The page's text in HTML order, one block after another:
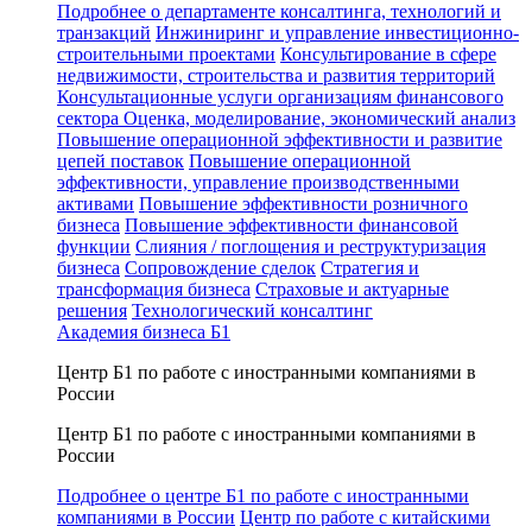
Подробнее о департаменте консалтинга, технологий и
транзакций Инжиниринг и управление инвестиционно-
строительными проектами Консультирование в сфере
недвижимости, строительства и развития территорий
Консультационные услуги организациям финансового
сектора Оценка, моделирование, экономический анализ
Повышение операционной эффективности и развитие
цепей поставок Повышение операционной
эффективности, управление производственными
активами Повышение эффективности розничного
бизнеса Повышение эффективности финансовой
функции Слияния / поглощения и реструктуризация
бизнеса Сопровождение сделок Стратегия и
трансформация бизнеса Страховые и актуарные
решения Технологический консалтинг
Академия бизнеса Б1
Центр Б1 по работе с иностранными компаниями в
России
Центр Б1 по работе с иностранными компаниями в
России
Подробнее о центре Б1 по работе с иностранными
компаниями в России Центр по работе с китайскими